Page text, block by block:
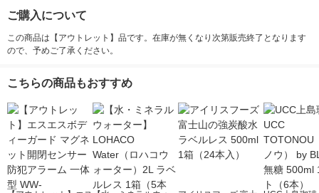
ご購入について
この商品は【アウトレット】品です。在庫が無くなり次第販売終了となります
ので、予めご了承ください。
こちらの商品もおすすめ